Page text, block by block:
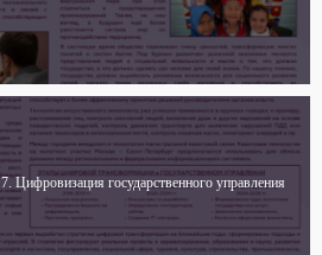
7. Цифровизация государственного управления